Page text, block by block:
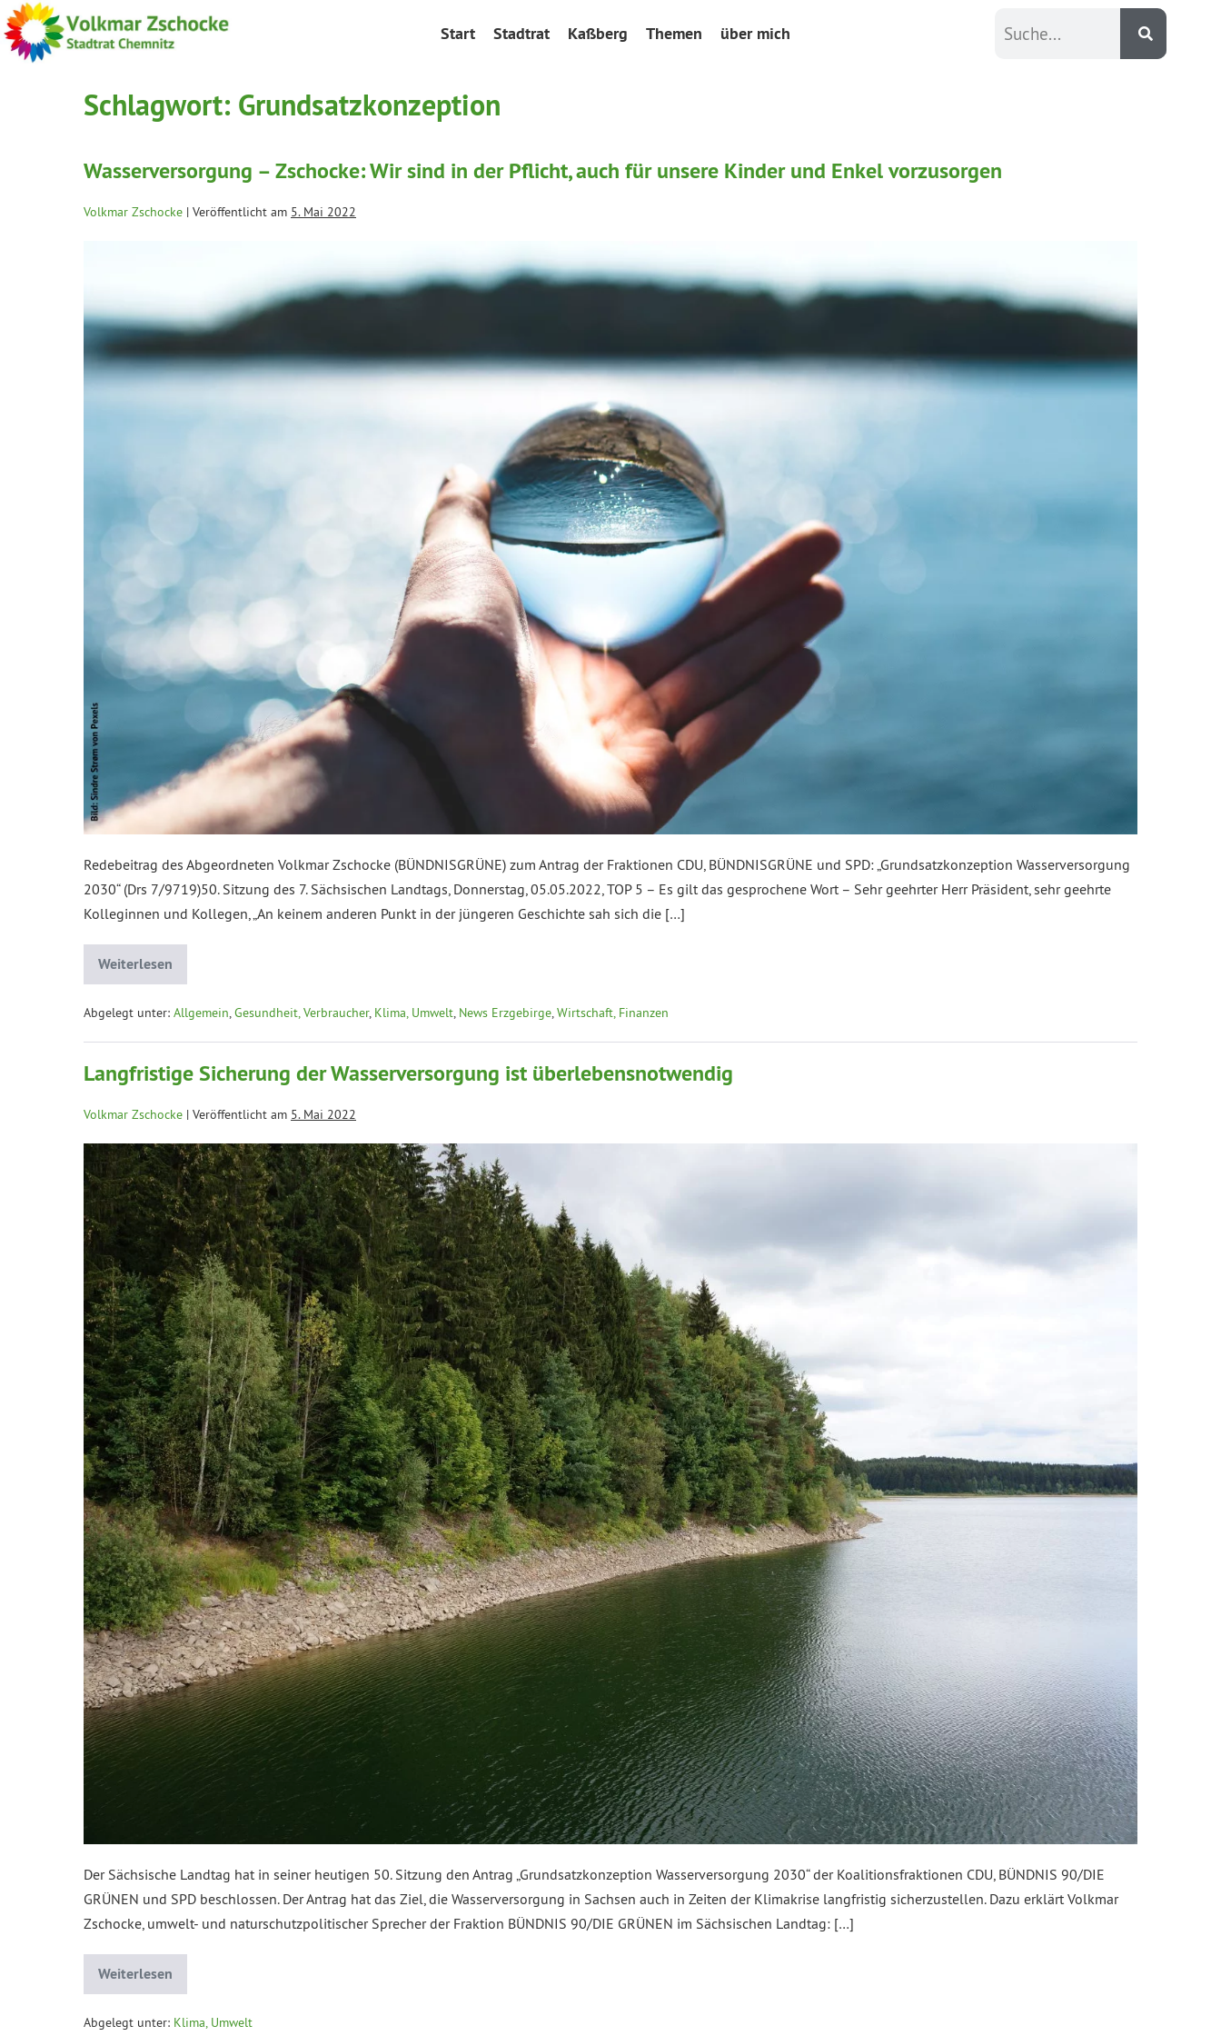
Start Stadtrat Kaßberg Themen über mich
Schlagwort: Grundsatzkonzeption
Wasserversorgung – Zschocke: Wir sind in der Pflicht, auch für unsere Kinder und Enkel vorzusorgen
Volkmar Zschocke | Veröffentlicht am 5. Mai 2022
Redebeitrag des Abgeordneten Volkmar Zschocke (BÜNDNISGRÜNE) zum Antrag der Fraktionen CDU, BÜNDNISGRÜNE und SPD: „Grundsatzkonzeption Wasserversorgung
2030“ (Drs 7/9719)50. Sitzung des 7. Sächsischen Landtags, Donnerstag, 05.05.2022, TOP 5 – Es gilt das gesprochene Wort – Sehr geehrter Herr Präsident, sehr geehrte
Kolleginnen und Kollegen, „An keinem anderen Punkt in der jüngeren Geschichte sah sich die […]
Weiterlesen
Abgelegt unter: Allgemein Gesundheit, Verbraucher, Klima, Umwelt News Erzgebirge Wirtschaft, Finanzen
Langfristige Sicherung der Wasserversorgung ist überlebensnotwendig
Volkmar Zschocke | Veröffentlicht am 5. Mai 2022
Der Sächsische Landtag hat in seiner heutigen 50. Sitzung den Antrag „Grundsatzkonzeption Wasserversorgung 2030“ der Koalitionsfraktionen CDU, BÜNDNIS 90/DIE
GRÜNEN und SPD beschlossen. Der Antrag hat das Ziel, die Wasserversorgung in Sachsen auch in Zeiten der Klimakrise langfristig sicherzustellen. Dazu erklärt Volkmar
Zschocke, umwelt- und naturschutzpolitischer Sprecher der Fraktion BÜNDNIS 90/DIE GRÜNEN im Sächsischen Landtag: […]
Weiterlesen
Abgelegt unter: Klima, Umwelt